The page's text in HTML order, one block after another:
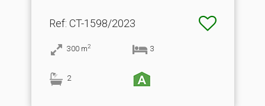
Ref: CT-1598/2023
300 m2 3
2